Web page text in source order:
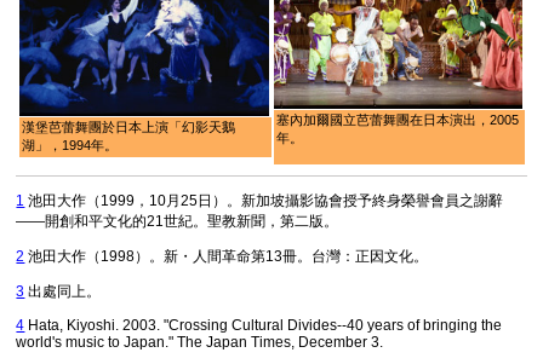
漢堡芭蕾舞團於日本上演「幻影天鵝
湖」，1994年。
塞內加爾國立芭蕾舞團在日本演出，2005
年。
1 池田大作（1999，10月25日）。新加坡攝影協會授予終身榮譽會員之謝辭
——開創和平文化的21世紀。聖教新聞 ，第二版。
2 池田大作（1998）。新・人間革命第13冊。台灣：正因文化。
3 出處同上。
4 Hata, Kiyoshi. 2003. "Crossing Cultural Divides--40 years of bringing the
world's music to Japan."The Japan Times , December 3.